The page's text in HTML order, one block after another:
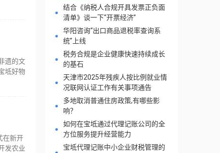
遗的文
坻好物
在新开
发农业
结合《纳税人合规开具发票正负面
清单》谈一下“开票经济”
华阳咨询“出口商品退税率查询系
统”上线
税务合规是企业健康快速持续成长
的基石
天津市2025年残疾人按比例就业情
况联网认证工作有关事项通告
多地取消普通住房政策,有哪些影
响？
如何在宝坻通过代理记账公司的全
方位服务提升经营能力
宝坻代理记账中小企业财税管理的